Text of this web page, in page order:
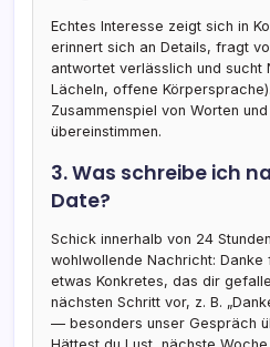
Echtes Interesse zeigt sich in
erinnert sich an Details, fragt
antwortet verlässlich und sucht
Lächeln, offene
Zusammenspiel von Worten
übereinstimmen.
3. Was schreibe ich
Date?
Schick innerhalb von 24
wohlwollende Nachricht: Danke
etwas Konkretes, das dir
nächsten Schritt vor, z. B.
— besonders unser Gespräch